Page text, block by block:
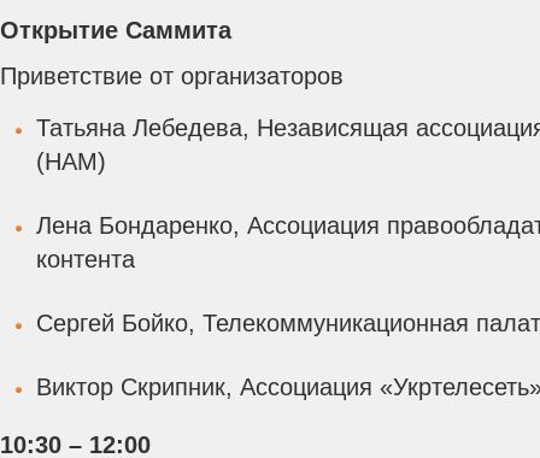
Открытие Саммита
Приветствие от организаторов
Татьяна Лебедева, Независящая
(НАМ)
Лена Бондаренко, Ассоциация
контента
Сергей Бойко, Телекоммуникационная
Виктор Скрипник, Ассоциация
10:30 – 12:00